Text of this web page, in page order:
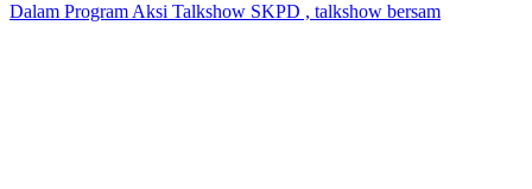
Dalam Program Aksi Talkshow SKPD , talkshow bersam